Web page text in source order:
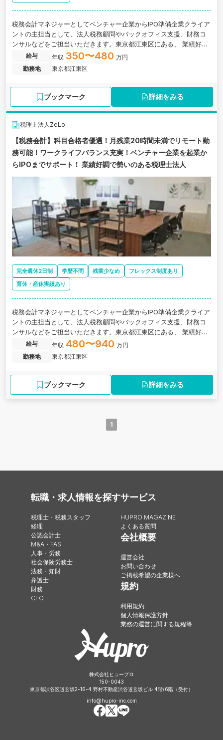
税務会計マネジャーとしてベンチャー企業からIPO準備企業クライア
ントの主担当として、法人税務顧問やバックオフィス支援、財務コ
ンサルなどをご担当いただきます。東京都江東区にある、 業績好調
で勢いのある税理士法人の求人です。
給与 年収 350〜480 万円
勤務地
東京都江東区
ブックマーク 詳細をみる
税理士法人ZeLo
【税務会計】科目合格者優遇！月残業20時間未満でリモート勤
務可能！ワークライフバランス充実！ベンチャー企業を起業か
らIPOまでサポート！ 業績好調で勢いのある税理士法人
完全週休2日制 学歴不問 残業少なめ
フレックス制度あり
育休・産休実績あり
税務会計マネジャーとしてベンチャー企業からIPO準備企業クライア
ントの主担当として、法人税務顧問やバックオフィス支援、財務コ
ンサルなどをご担当いただきます。東京都江東区にある、 業績好調
で勢いのある税理士法人の求人です。
給与 年収 480〜940 万円
勤務地
東京都江東区
ブックマーク 詳細をみる
1
転職・求人情報を探す
税理士・税務スタッフ
経理
公認会計士
M&A・FAS
人事・労務
社会保険労務士
法務・知財
弁護士
財務
CFO
サービス
HUPRO MAGAZINE
よくある質問
会社概要
運営会社
お問い合わせ
ご掲載希望の企業様へ
規約
利用規約
個人情報保護方針
業務の運営に関する規程等
株式会社ヒュープロ
150-0043
東京都渋谷区道玄坂2-16-4 野村不動産渋谷道玄坂ビル 4階/6階（受付）
info@hupro-inc.com